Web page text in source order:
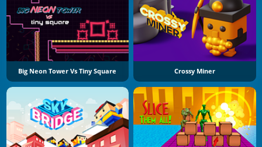
Big Neon Tower Vs Tiny Square Crossy Miner